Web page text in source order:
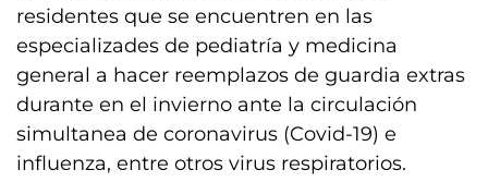
residentes que se encuentren en las
especializades de pediatría y medicina
general a hacer reemplazos de guardia extras
durante en el invierno ante la circulación
simultanea de coronavirus (Covid-19) e
influenza, entre otros virus respiratorios.